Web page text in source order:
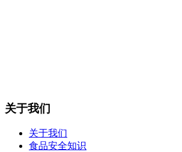
关于我们
关于我们
食品安全知识